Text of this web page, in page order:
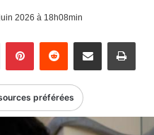
2026 à 18h08min
Tumblr PinterestReddit Partager par email
préférées